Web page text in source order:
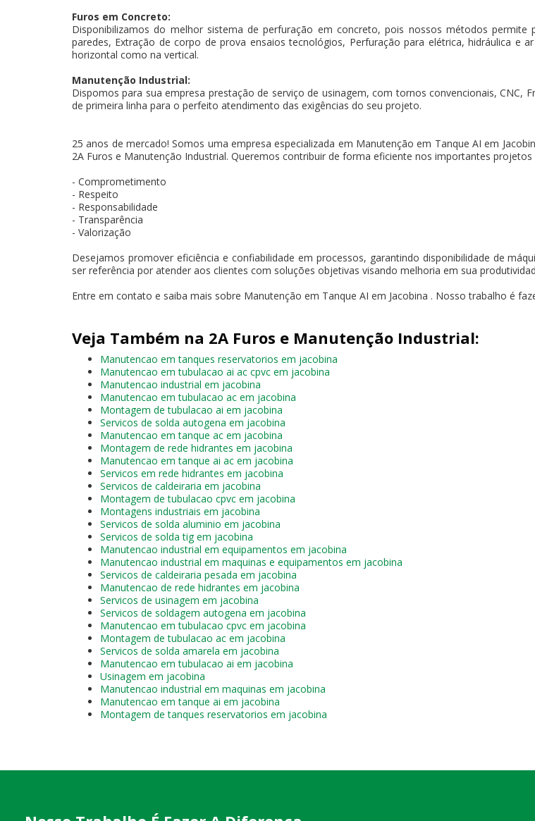
Furos em Concreto:
Disponibilizamos do melhor sistema de perfuração em concreto, pois nossos métodos
paredes, Extração de corpo de prova ensaios tecnológios, Perfuração para elétrica, hidráulica e
horizontal como na vertical.
Manutenção Industrial:
Dispomos para sua empresa prestação de serviço de usinagem, com tornos convencionais, CNC,
de primeira linha para o perfeito atendimento das exigências do seu projeto.
25 anos de mercado! Somos uma empresa especializada em Manutenção em Tanque AI em
2A Furos e Manutenção Industrial. Queremos contribuir de forma eficiente nos importantes projetos
- Comprometimento
- Respeito
- Responsabilidade
- Transparência
- Valorização
Desejamos promover eficiência e confiabilidade em processos, garantindo disponibilidade de
ser referência por atender aos clientes com soluções objetivas visando melhoria em sua
Entre em contato e saiba mais sobre Manutenção em Tanque AI em Jacobina . Nosso trabalho é
Veja Também na 2A Furos e Manutenção Industrial:
Manutencao em tanques reservatorios em jacobina
Manutencao em tubulacao ai ac cpvc em jacobina
Manutencao industrial em jacobina
Manutencao em tubulacao ac em jacobina
Montagem de tubulacao ai em jacobina
Servicos de solda autogena em jacobina
Manutencao em tanque ac em jacobina
Montagem de rede hidrantes em jacobina
Manutencao em tanque ai ac em jacobina
Servicos em rede hidrantes em jacobina
Servicos de caldeiraria em jacobina
Montagem de tubulacao cpvc em jacobina
Montagens industriais em jacobina
Servicos de solda aluminio em jacobina
Servicos de solda tig em jacobina
Manutencao industrial em equipamentos em jacobina
Manutencao industrial em maquinas e equipamentos em jacobina
Servicos de caldeiraria pesada em jacobina
Manutencao de rede hidrantes em jacobina
Servicos de usinagem em jacobina
Servicos de soldagem autogena em jacobina
Manutencao em tubulacao cpvc em jacobina
Montagem de tubulacao ac em jacobina
Servicos de solda amarela em jacobina
Manutencao em tubulacao ai em jacobina
Usinagem em jacobina
Manutencao industrial em maquinas em jacobina
Manutencao em tanque ai em jacobina
Montagem de tanques reservatorios em jacobina